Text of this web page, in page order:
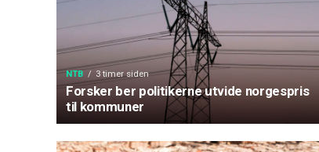
NTB 3 timer siden
Forsker ber politikerne utvide norgespris
til kommuner